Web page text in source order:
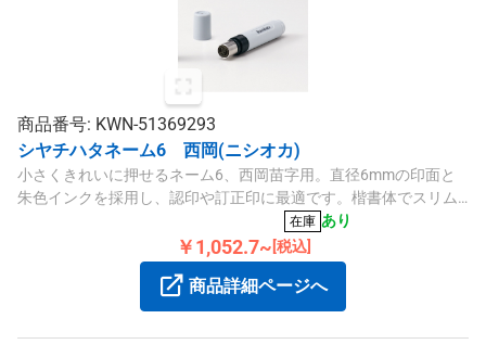
商品番号: KWN-51369293
シヤチハタネーム6 西岡(ニシオカ)
小さくきれいに押せるネーム6、西岡苗字用。直径6mmの印面と
朱色インクを採用し、認印や訂正印に最適です。楷書体でスリム
在庫 あり
￥1,052.7~ [税込]
商品詳細ページへ